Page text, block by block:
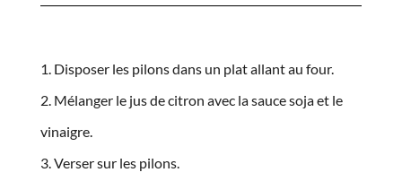
Disposer les pilons dans un plat allant au four.
Mélanger le jus de citron avec la sauce soja et le
vinaigre.
Verser sur les pilons.